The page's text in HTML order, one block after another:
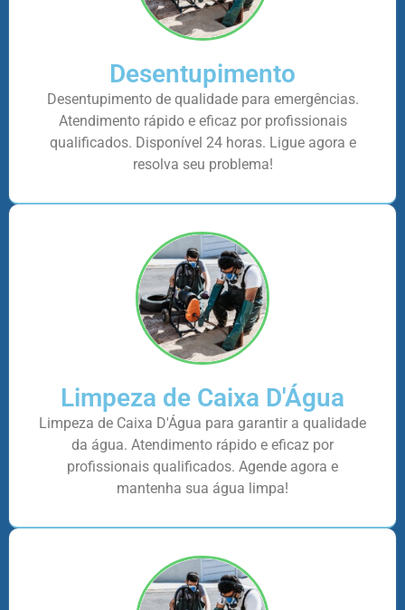
Desentupimento
Desentupimento de qualidade para emergências.
Atendimento rápido e eficaz por profissionais
qualificados. Disponível 24 horas. Ligue agora e
resolva seu problema!
Limpeza de Caixa D'Água
Limpeza de Caixa D'Água para garantir a qualidade
da água. Atendimento rápido e eficaz por
profissionais qualificados. Agende agora e
mantenha sua água limpa!